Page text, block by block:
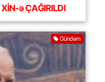
XİN-ə ÇAĞIRILDI
Gündəm